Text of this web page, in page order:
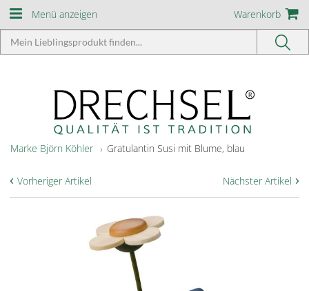
Menü anzeigen Warenkorb
Marke Björn Köhler Gratulantin Susi mit Blume, blau
Nächster Artikel ›
‹ Vorheriger Artikel